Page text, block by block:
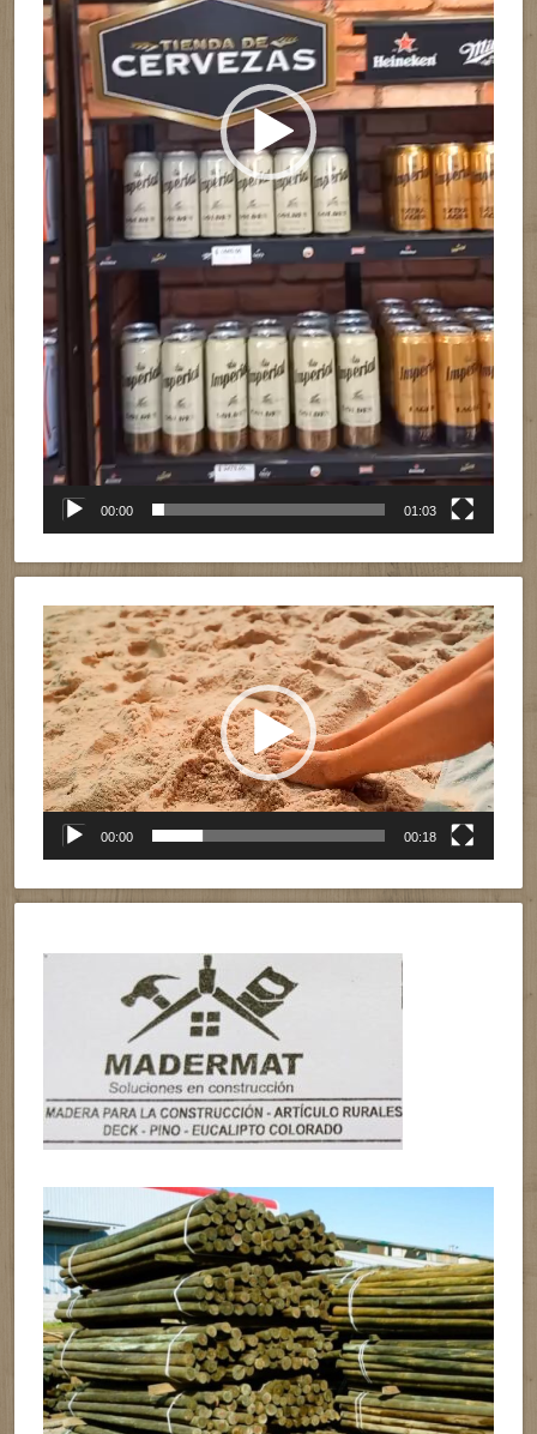
00:00 01:03
Reproductor
de
vídeo
00:00 00:18